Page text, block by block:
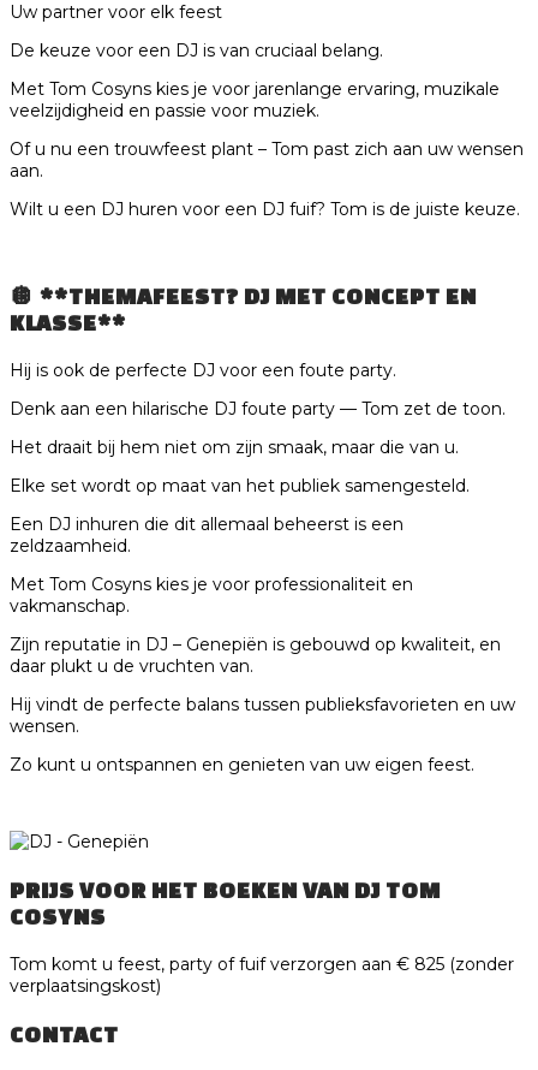
Uw partner voor elk feest
De keuze voor een DJ is van cruciaal belang.
Met Tom Cosyns kies je voor jarenlange ervaring, muzikale
veelzijdigheid en passie voor muziek.
Of u nu een trouwfeest plant – Tom past zich aan uw wensen
aan.
Wilt u een DJ huren voor een DJ fuif? Tom is de juiste keuze.
🪩 **THEMAFEEST? DJ MET CONCEPT EN
KLASSE**
Hij is ook de perfecte DJ voor een foute party.
Denk aan een hilarische DJ foute party — Tom zet de toon.
Het draait bij hem niet om zijn smaak, maar die van u.
Elke set wordt op maat van het publiek samengesteld.
Een DJ inhuren die dit allemaal beheerst is een
zeldzaamheid.
Met Tom Cosyns kies je voor professionaliteit en
vakmanschap.
Zijn reputatie in DJ – Genepiën is gebouwd op kwaliteit, en
daar plukt u de vruchten van.
Hij vindt de perfecte balans tussen publieksfavorieten en uw
wensen.
Zo kunt u ontspannen en genieten van uw eigen feest.
PRIJS VOOR HET BOEKEN VAN DJ TOM
COSYNS
Tom komt u feest, party of fuif verzorgen aan € 825 (zonder
verplaatsingskost)
CONTACT